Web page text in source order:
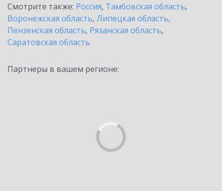
Смотрите также: Россия, Тамбовская область,
Воронежская область, Липецкая область,
Пензенская область, Рязанская область,
Саратовская область
Партнеры в вашем регионе: